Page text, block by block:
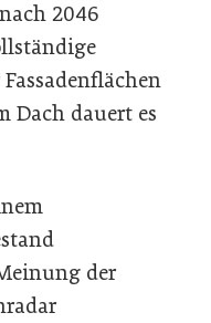
2046
Dach dauert es
der